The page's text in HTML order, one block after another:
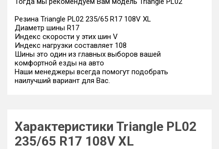
Резина Triangle PL02 235/65 R17 108V XL
Диаметр шины R17
Индекс скорости у этих шин V
Индекс нагрузки составляет 108
Шины это один из главных выборов вашей
комфортной езды на авто
Наши менеджеры всегда помогут подобрать
наилучший вариант для Вас.
Характеристики Triangle PL02
235/65 R17 108V XL